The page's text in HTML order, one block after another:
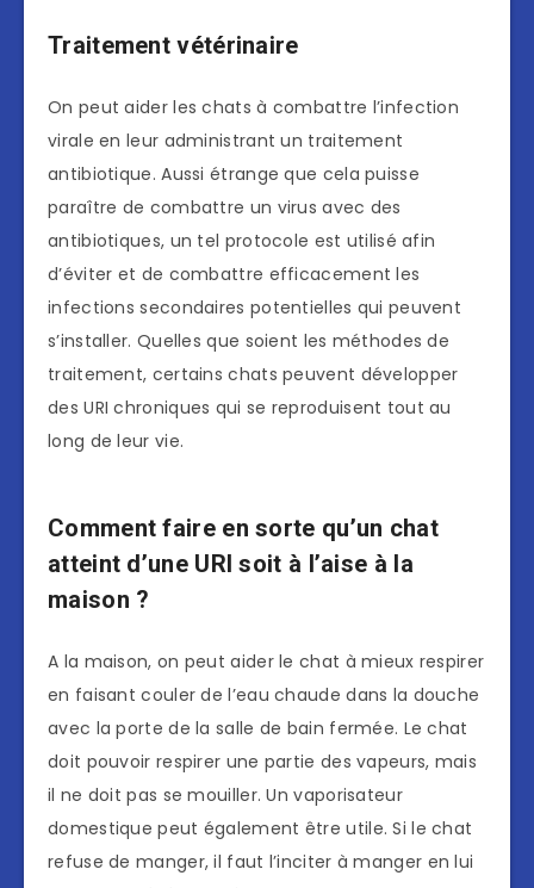
Traitement vétérinaire
On peut aider les chats à combattre l’infection
virale en leur administrant un traitement
antibiotique. Aussi étrange que cela puisse
paraître de combattre un virus avec des
antibiotiques, un tel protocole est utilisé afin
d’éviter et de combattre efficacement les
infections secondaires potentielles qui peuvent
s’installer. Quelles que soient les méthodes de
traitement, certains chats peuvent développer
des URI chroniques qui se reproduisent tout au
long de leur vie.
Comment faire en sorte qu’un chat
atteint d’une URI soit à l’aise à la
maison ?
A la maison, on peut aider le chat à mieux respirer
en faisant couler de l’eau chaude dans la douche
avec la porte de la salle de bain fermée. Le chat
doit pouvoir respirer une partie des vapeurs, mais
il ne doit pas se mouiller. Un vaporisateur
domestique peut également être utile. Si le chat
refuse de manger, il faut l’inciter à manger en lui